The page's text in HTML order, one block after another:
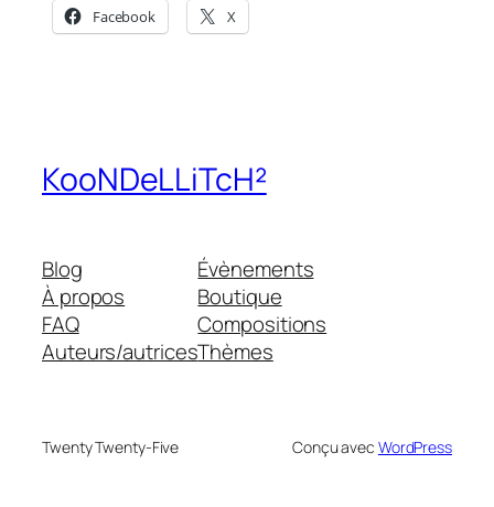
Facebook X
KooNDeLLiTcH²
Blog
À propos
FAQ
Auteurs/autrices
Évènements
Boutique
Compositions
Thèmes
Twenty Twenty-Five Conçu avec WordPress